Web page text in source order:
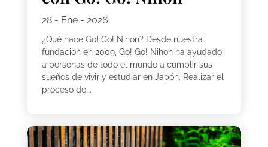
28 - Ene - 2026
¿Qué hace Go! Go! Nihon? Desde nuestra
fundación en 2009, Go! Go! Nihon ha ayudado
a personas de todo el mundo a cumplir sus
sueños de vivir y estudiar en Japón. Realizar el
proceso de...